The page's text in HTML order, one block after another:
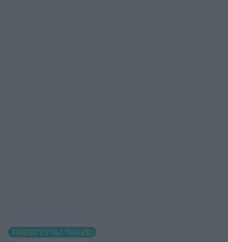
PRZECZYTAJ TAKŻE: